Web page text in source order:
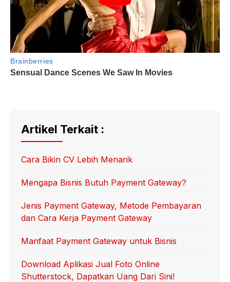
Artikel Terkait :
Cara Bikin CV Lebih Menarik
Mengapa Bisnis Butuh Payment Gateway?
Jenis Payment Gateway, Metode Pembayaran
dan Cara Kerja Payment Gateway
Manfaat Payment Gateway untuk Bisnis
Download Aplikasi Jual Foto Online
Shutterstock, Dapatkan Uang Dari Sini!